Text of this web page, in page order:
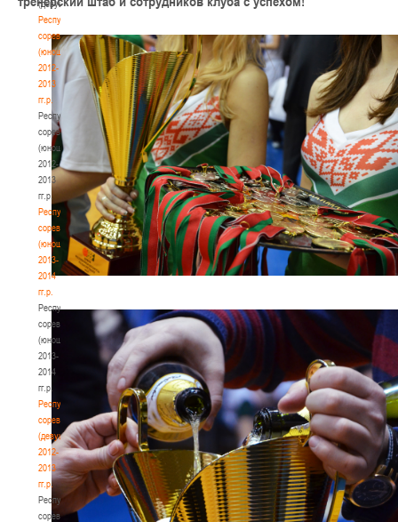
(девушки)
Республиканские
соревнования
(юноши)
2012-
2013
гг.р.
Республиканские
соревнования
(юноши)
2012-
2013
гг.р.
Республиканские
соревнования
(юноши)
2013-
2014
гг.р.
Республиканские
соревнования
(юноши)
2013-
2014
гг.р.
Республиканские
соревнования
(девушки)
2012-
2013
гг.р.
Республиканские
соревнования